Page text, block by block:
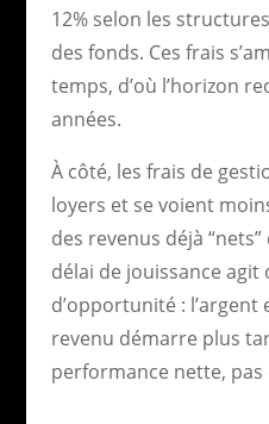
12% selon les
des fonds. Ces frais
temps, d’où l’horizon
années.
À côté, les frais de
loyers et se voient
des revenus déjà
délai de jouissance
d’opportunité : l’argent
revenu démarre plus
performance nette,